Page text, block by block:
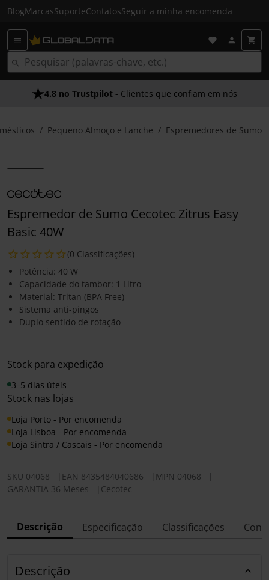
BlogMarcasSuporteContatosSeguir a minha encomenda
4.8 no Trustpilot - Clientes que confiam em nós
Pequeno Almoço e Lanche Espremedores de Sumo
Espremedor de Sumo Cecotec Zitrus Easy
Basic 40W
(0 Classificações)
Potência: 40 W
Capacidade do tambor: 1 Litro
Material: Tritan (BPA Free)
Sistema anti-pingos
Duplo sentido de rotação
Stock para expedição
3–5 dias úteis
Stock nas lojas
Loja Porto - Por encomenda
Loja Lisboa - Por encomenda
Loja Sintra / Cascais - Por encomenda
SKU 04068 EAN 8435484040686 MPN 04068
GARANTIA 36 Meses
Cecotec
Descrição Especificação Classificações
Descrição